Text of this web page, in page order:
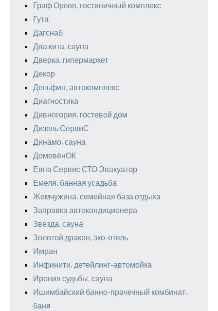
Граф Орлов, гостиничный комплекс
Гута
Дагснаб
Два кита, сауна
Дверка, гипермаркет
Декор
Дельфин, автокомплекс
Диагностика
Дивногория, гостевой дом
Дизель СервиС
Динамо, сауна
ДомовёнОК
Евпа Сервис СТО Эвакуатор
Емеля, банная усадьба
Жемчужина, семейная база отдыха
Заправка автокондиционера
Звезда, сауна
Золотой дракон, эко-отель
Имран
Инфинити, детейлинг-автомойка
Ирония судьбы, сауна
Ишимбайский банно-прачечный комбинат,
баня